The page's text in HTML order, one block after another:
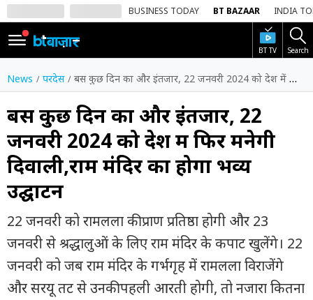
BUSINESS TODAY BT BAZAAR INDIA
BT TV Search
SIGN
IN
Dark
Mode
होम
शेयर
बाज़ार
वीडियो
ट्रेंडिंग
बिजनेस
न्यूज
News परदेस बस कुछ दिन का और इंतजार, 22 जनवरी 2024 को देश में फिर मनेगी दिवाली,राम मंदिर का होगा भव्य उद्घाटन
बस कुछ दिन का और इंतजार, 22
जनवरी 2024 को देश में फिर मनेगी
दिवाली,राम मंदिर का होगा भव्य
उद्घाटन
22 जनवरी को रामलला की प्राण प्रतिष्ठा होगी और 23
जनवरी से श्रद्धालुओं के लिए राम मंदिर के कपाट खुलेंगे। 22
जनवरी को जब राम मंदिर के गर्भगृह में रामलला विराजेंगे
और सरयू तट से उनकी पहली आरती होगी, तो नजारा कितना